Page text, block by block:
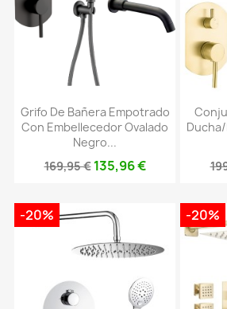
Grifo De Bañera Empotrado
Con Embellecedor Ovalado
Negro...
169,95 € 135,96 €
-20% -20%